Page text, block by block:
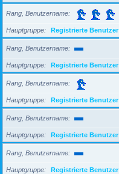
Rang, Benutzername
Hauptgruppe Registrierte Benutzer
Rang, Benutzername
Hauptgruppe Registrierte Benutzer
Rang, Benutzername
Hauptgruppe Registrierte Benutzer
Rang, Benutzername
Hauptgruppe Registrierte Benutzer
Rang, Benutzername
Hauptgruppe Registrierte Benutzer